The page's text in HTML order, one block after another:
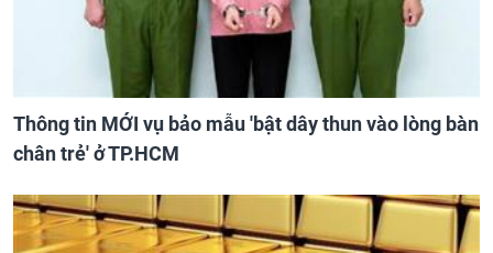
Thông tin MỚI vụ bảo mẫu 'bật dây thun vào lòng bàn
chân trẻ' ở TP.HCM